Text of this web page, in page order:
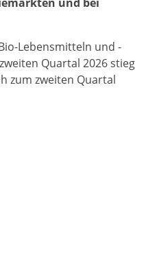
Lebensmitteln und -
Quartal 2026 stieg
zum zweiten Quartal